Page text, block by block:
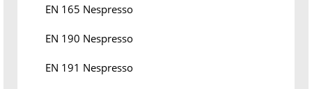
EN 165 Nespresso
EN 190 Nespresso
EN 191 Nespresso